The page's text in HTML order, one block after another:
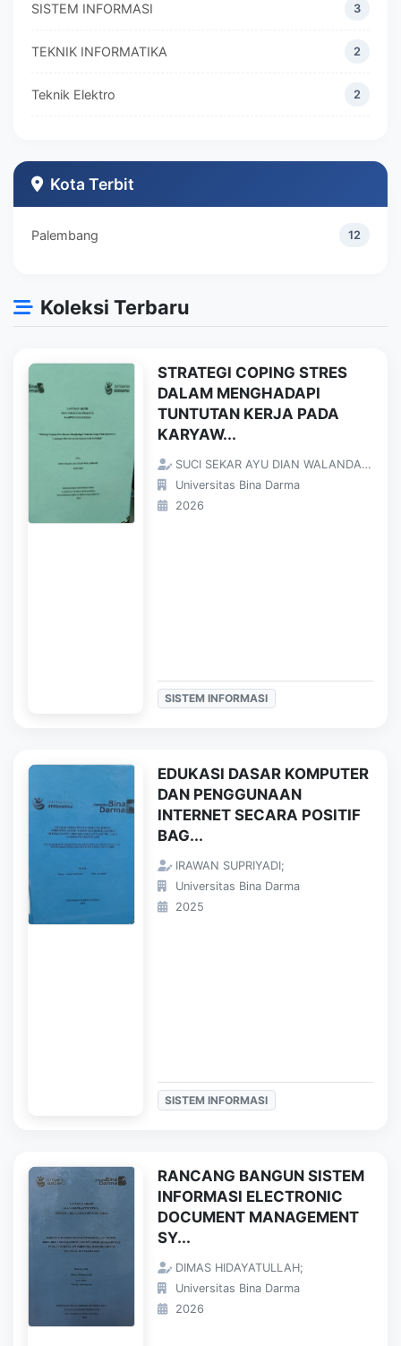
SISTEM INFORMASI 3
TEKNIK INFORMATIKA 2
Teknik Elektro 2
Teknik Industri
Kota Terbit
Palembang 12
Koleksi Terbaru
STRATEGI COPING STRES
DALAM MENGHADAPI
TUNTUTAN KERJA PADA
KARYAW...
SUCI SEKAR AYU DIAN WALANDARI;
Universitas Bina Darma
2026
SISTEM INFORMASI
EDUKASI DASAR KOMPUTER
DAN PENGGUNAAN
INTERNET SECARA POSITIF
BAG...
IRAWAN SUPRIYADI;
Universitas Bina Darma
2025
SISTEM INFORMASI
RANCANG BANGUN SISTEM
INFORMASI ELECTRONIC
DOCUMENT MANAGEMENT
SY...
DIMAS HIDAYATULLAH;
Universitas Bina Darma
2026